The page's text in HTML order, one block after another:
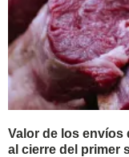
Valor de los envíos
al cierre del primer